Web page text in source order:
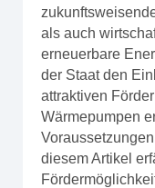
als auch
erneuerbare
der Staat den
attraktiven
Wärmepumpen
diesem Artikel